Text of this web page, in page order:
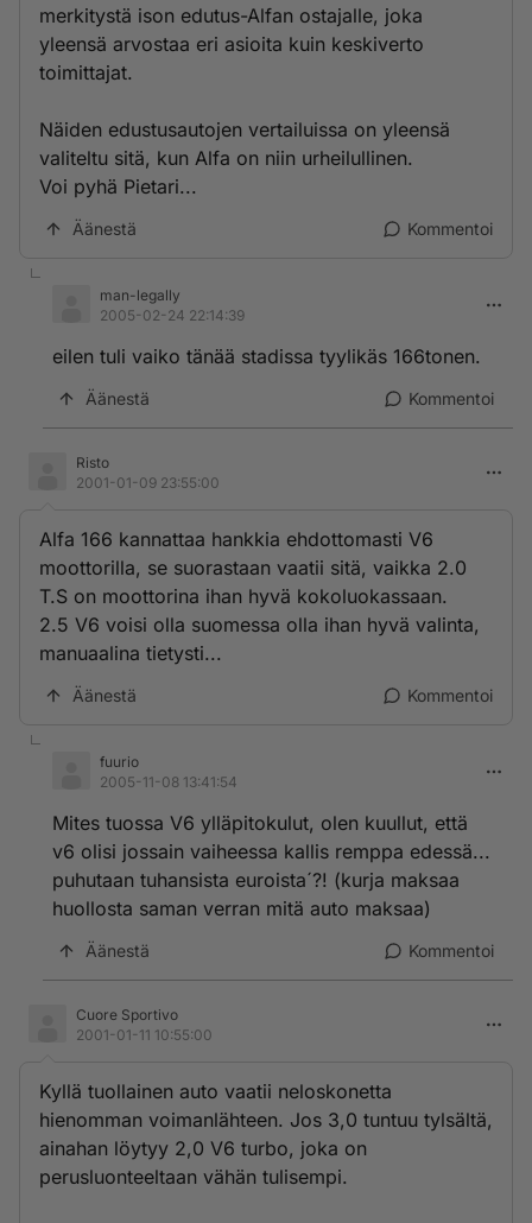
merkitystä ison edutus-Alfan ostajalle, joka
yleensä arvostaa eri asioita kuin keskiverto
toimittajat.
Näiden edustusautojen vertailuissa on yleensä
valiteltu sitä, kun Alfa on niin urheilullinen.
Voi pyhä Pietari...
Äänestä Kommentoi
man-legally
2005-02-24 22:14:39
eilen tuli vaiko tänää stadissa tyylikäs 166tonen.
Äänestä Kommentoi
Risto
2001-01-09 23:55:00
Alfa 166 kannattaa hankkia ehdottomasti V6
moottorilla, se suorastaan vaatii sitä, vaikka 2.0
T.S on moottorina ihan hyvä kokoluokassaan.
2.5 V6 voisi olla suomessa olla ihan hyvä valinta,
manuaalina tietysti...
Äänestä Kommentoi
fuurio
2005-11-08 13:41:54
Mites tuossa V6 ylläpitokulut, olen kuullut, että
v6 olisi jossain vaiheessa kallis remppa edessä...
puhutaan tuhansista euroista´?! (kurja maksaa
huollosta saman verran mitä auto maksaa)
Äänestä Kommentoi
Cuore Sportivo
2001-01-11 10:55:00
Kyllä tuollainen auto vaatii neloskonetta
hienomman voimanlähteen. Jos 3,0 tuntuu tylsältä,
ainahan löytyy 2,0 V6 turbo, joka on
perusluonteeltaan vähän tulisempi.